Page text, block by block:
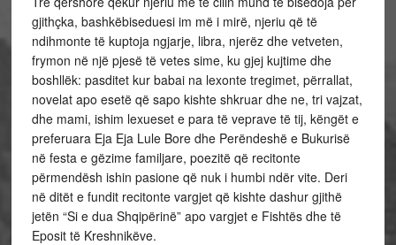
gjithçka, bashkëbiseduesi im më i mirë, njeriu që të
ndihmonte të kuptoja ngjarje, libra, njerëz dhe vetveten,
frymon në një pjesë të vetes sime, ku gjej kujtime dhe
boshllëk: pasditet kur babai na lexonte tregimet, përrallat,
novelat apo esetë që sapo kishte shkruar dhe ne, tri vajzat,
dhe mami, ishim lexueset e para të veprave të tij, këngët e
preferuara Eja Eja Lule Bore dhe Perëndeshë e Bukurisë
në festa e gëzime familjare, poezitë që recitonte
përmendësh ishin pasione që nuk i humbi ndër vite. Deri
në ditët e fundit recitonte vargjet që kishte dashur gjithë
jetën “Si e dua Shqipërinë” apo vargjet e Fishtës dhe të
Eposit të Kreshnikëve.